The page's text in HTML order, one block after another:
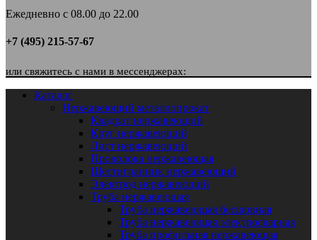
Ежедневно с 08.00 до 22.00
+7 (495) 215-57-67
или свяжитесь с нами в мессенджерах:
Каталог
Нержавеющий металлопрокат
Квадрат нержавеющий
Круг нержавеющий
Лист нержавеющий
Проволока нержавеющая
Шестигранник нержавеющий
Электрод нержавеющий
Труба нержавеющая
Труба нержавеющая бесшовная
Труба нержавеющая электросварная
Труба профильная нержавеющая